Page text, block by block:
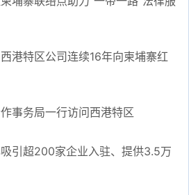
港特区公司连续16年向柬埔寨红
事务局一行访问西港特区
引超200家企业入驻、提供3.5万